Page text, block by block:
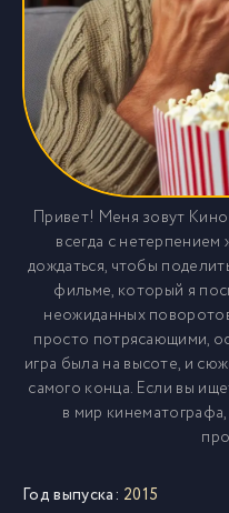
Привет! Меня зовут
всегда с
дождаться, чтобы
фильме, который я
неожиданных
просто потрясающими,
игра была на высоте, и
самого конца. Если вы
в мир
Год выпуска: 2015